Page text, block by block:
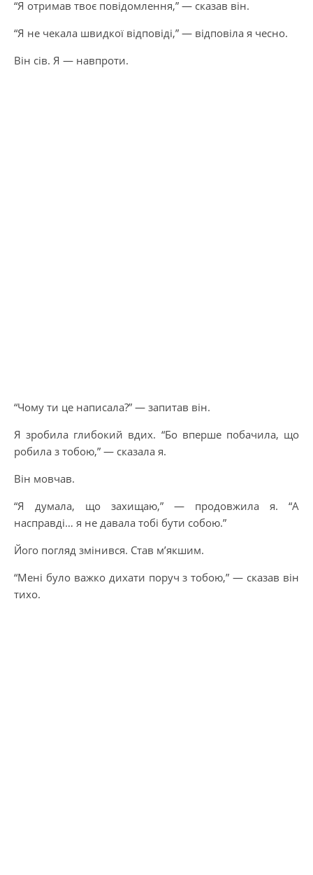
“Я отримав твоє повідомлення,” — сказав він.
“Я не чекала швидкої відповіді,” — відповіла я чесно.
Він сів. Я — навпроти.
“Чому ти це написала?” — запитав він.
Я зробила глибокий вдих. “Бо вперше побачила, що
робила з тобою,” — сказала я.
Він мовчав.
“Я думала, що захищаю,” — продовжила я. “А
насправді… я не давала тобі бути собою.”
Його погляд змінився. Став м’якшим.
“Мені було важко дихати поруч з тобою,” — сказав він
тихо.